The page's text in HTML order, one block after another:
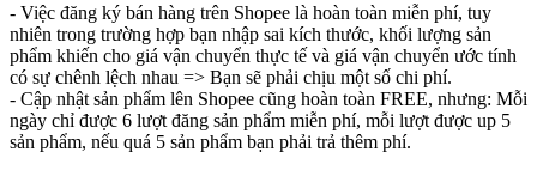
- Việc đăng ký bán hàng trên Shopee là hoàn toàn miễn phí, tuy
nhiên trong trường hợp bạn nhập sai kích thước, khối lượng sản
phẩm khiến cho giá vận chuyển thực tế và giá vận chuyển ước tính
có sự chênh lệch nhau => Bạn sẽ phải chịu một số chi phí.
- Cập nhật sản phẩm lên Shopee cũng hoàn toàn FREE, nhưng: Mỗi
ngày chỉ được 6 lượt đăng sản phẩm miễn phí, mỗi lượt được up 5
sản phẩm, nếu quá 5 sản phẩm bạn phải trả thêm phí.